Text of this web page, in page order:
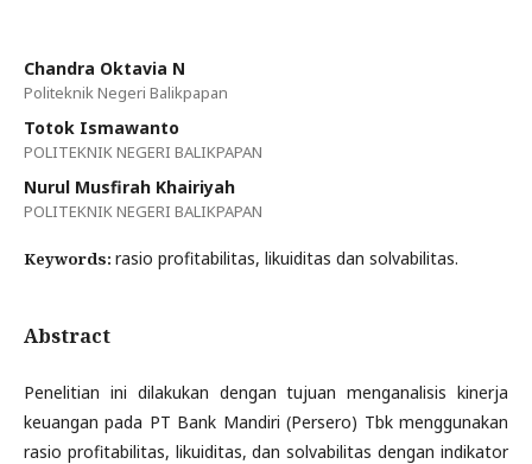
Chandra Oktavia N
Politeknik Negeri Balikpapan
Totok Ismawanto
POLITEKNIK NEGERI BALIKPAPAN
Nurul Musfirah Khairiyah
POLITEKNIK NEGERI BALIKPAPAN
Keywords: rasio profitabilitas, likuiditas dan solvabilitas.
Abstract
Penelitian ini dilakukan dengan tujuan menganalisis kinerja
keuangan pada PT Bank Mandiri (Persero) Tbk menggunakan
rasio profitabilitas, likuiditas, dan solvabilitas dengan indikator